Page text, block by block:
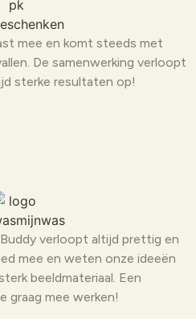
mee en komt steeds met
De samenwerking verloopt
sterke resultaten op!
verloopt altijd prettig en
mee en weten onze ideeën
beeldmateriaal. Een
graag mee werken!